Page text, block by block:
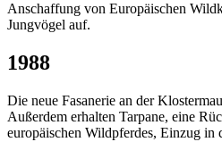
Anschaffung von Europäischen
Jungvögel auf.
1988
Die neue Fasanerie an der
Außerdem erhalten Tarpane, eine
europäischen Wildpferdes, Einzug in